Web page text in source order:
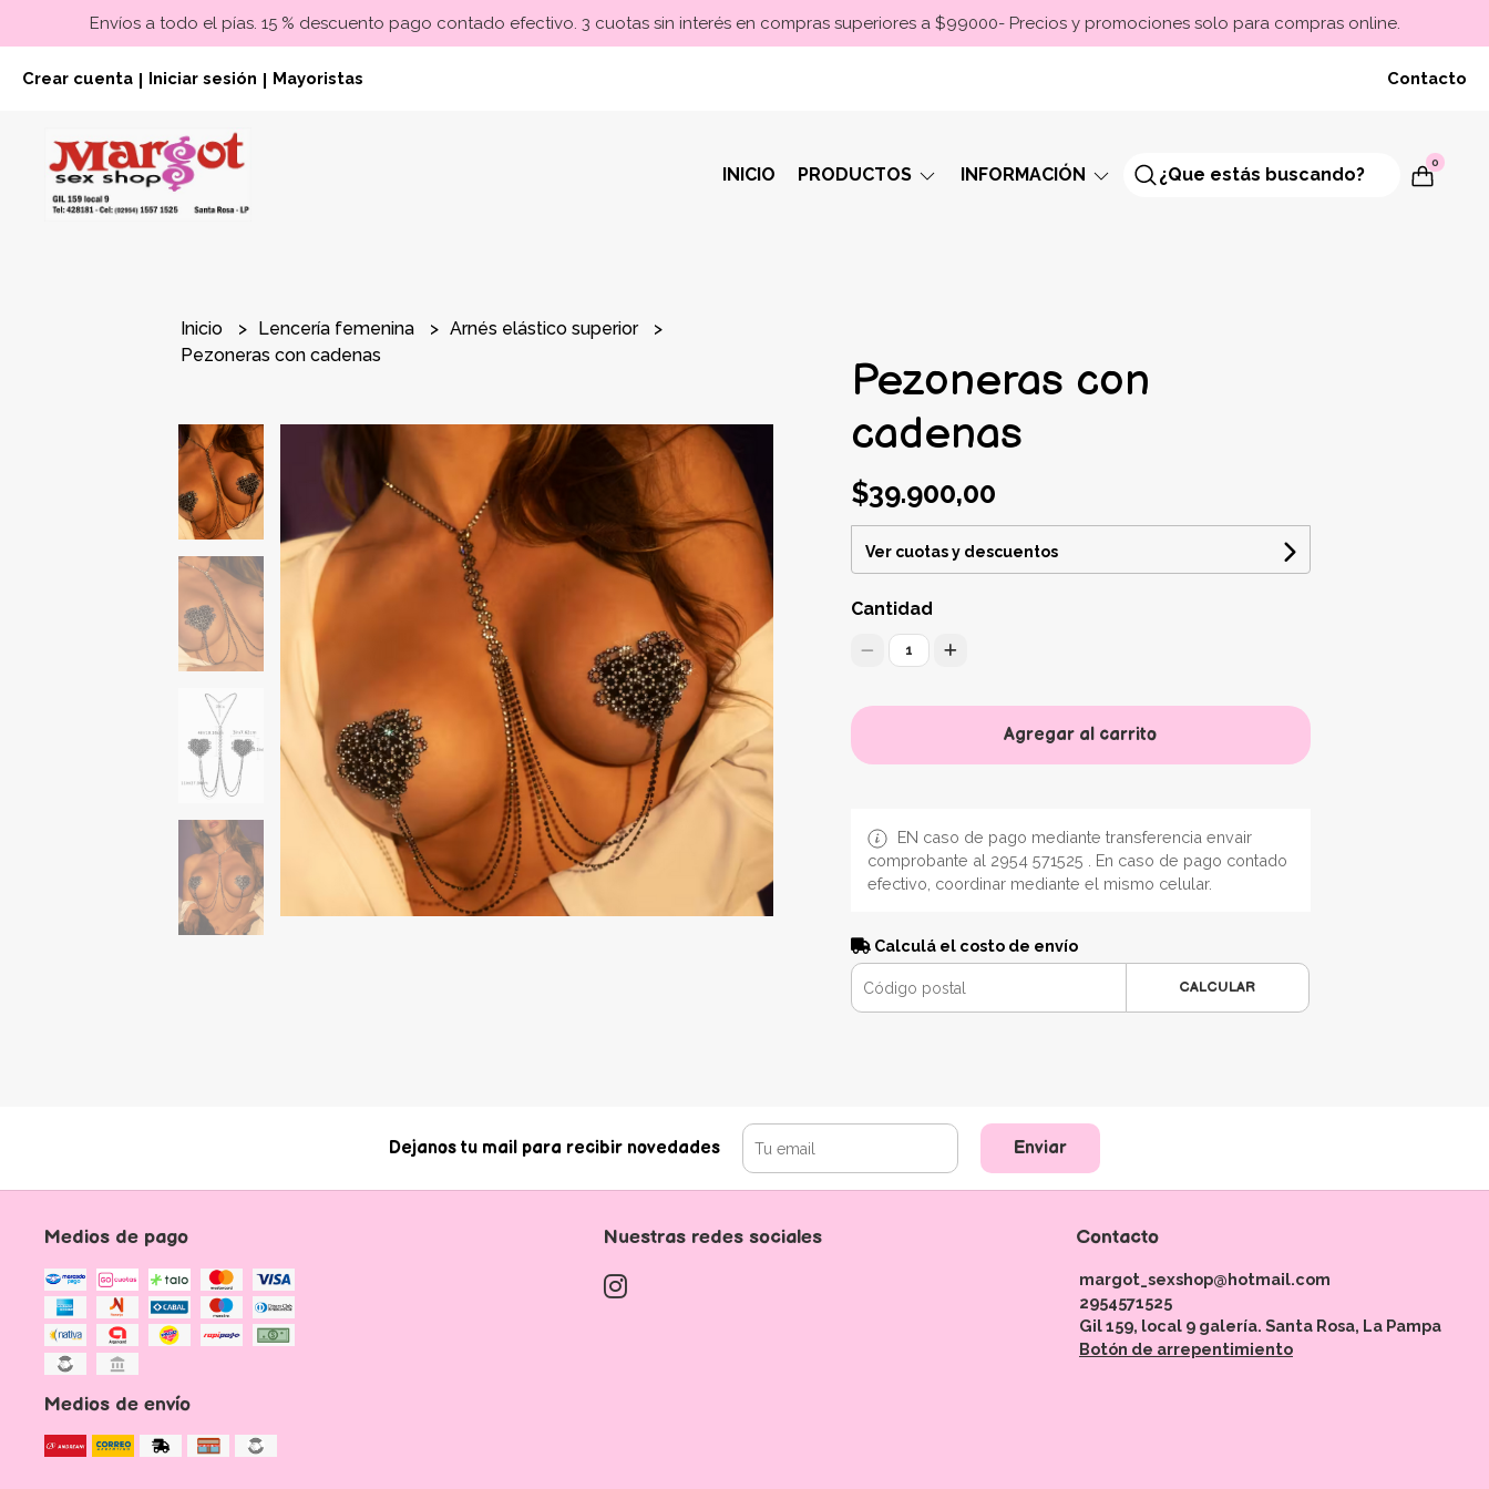
Envíos a todo el pías. 15 % descuento pago contado efectivo. 3 cuotas sin interés en compras superiores a $99000- Precios y promociones solo para compras online.
Crear cuenta Iniciar sesión Mayoristas Contacto
INICIO PRODUCTOS INFORMACIÓN
0
Inicio Lencería femenina
Arnés elástico superior
Pezoneras con cadenas
Pezoneras con
cadenas
$39.900,00
Ver cuotas y descuentos
Cantidad
1
Agregar al carrito
EN caso de pago mediante transferencia envair
comprobante al 2954 571525 . En caso de pago contado
efectivo, coordinar mediante el mismo celular.
Calculá el costo de envío
CALCULAR
Dejanos tu mail para recibir novedades Enviar
Medios de pago
Medios de envío
Nuestras redes sociales Contacto
margot_sexshop@hotmail.com
2954571525
Gil 159, local 9 galería. Santa Rosa, La Pampa
Botón de arrepentimiento